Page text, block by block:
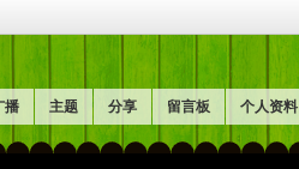
播 主题 分享 留言板 个人资料